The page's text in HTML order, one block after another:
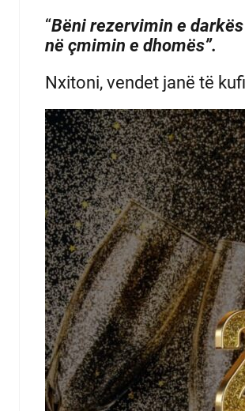
“Bëni rezervimin e
në çmimin e dhomës”.
Nxitoni, vendet janë të